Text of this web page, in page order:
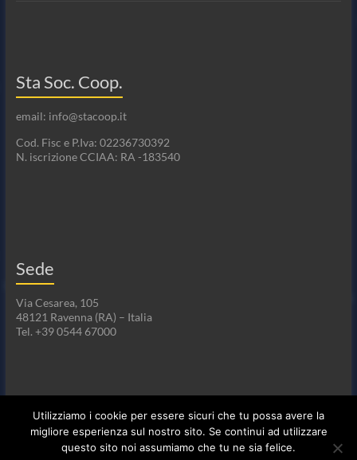
Sta Soc. Coop.
email: info@stacoop.it
Cod. Fisc e P.Iva: 02236730392
N. iscrizione CCIAA: RA -183540
Sede
Via Cesarea, 105
48121 Ravenna (RA) – Italia
Tel. +39 0544 67000
Copyright © 2026Sta. Tutti i diritti riservati. Tema Spacious di ThemeGrill.
Utilizziamo i cookie per essere sicuri che tu possa avere la
migliore esperienza sul nostro sito. Se continui ad utilizzare
questo sito noi assumiamo che tu ne sia felice.